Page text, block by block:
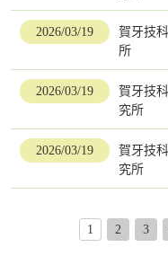
2026/03/19
賀牙技
所
2026/03/19
賀牙技
究所
2026/03/19
賀牙技
究所
1 2 3